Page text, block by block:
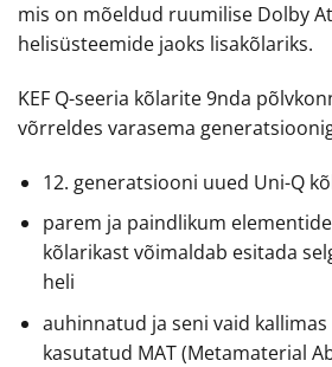
mis on mõeldud ruumilise Dolby
helisüsteemide jaoks lisakõlariks.
KEF Q-seeria kõlarite 9nda
võrreldes varasema
12. generatsiooni uued Uni-Q
parem ja paindlikum
kõlarikast võimaldab esitada
heli
auhinnatud ja seni vaid
kasutatud MAT (Metamaterial